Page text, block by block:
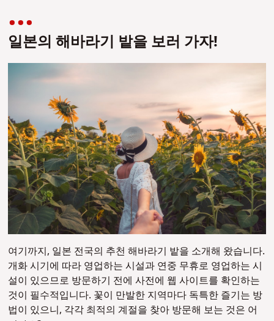
일본의 해바라기 밭을 보러 가자!
여기까지, 일본 전국의 추천 해바라기 밭을 소개해 왔습니다.
개화 시기에 따라 영업하는 시설과 연중 무휴로 영업하는 시
설이 있으므로 방문하기 전에 사전에 웹 사이트를 확인하는
것이 필수적입니다. 꽃이 만발한 지역마다 독특한 즐기는 방
법이 있으니, 각각 최적의 계절을 찾아 방문해 보는 것은 어